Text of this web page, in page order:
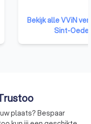
vertaalsector. Het
dat klanten er op
vertrouwen dat ze
krijgen die voldoen
Bekijk alle VViN
Sint-
plaats? Bespaar